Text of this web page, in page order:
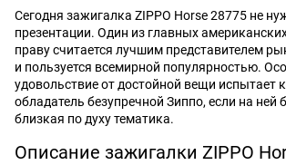
Сегодня зажигалка ZIPPO Horse 28775 не
презентации. Один из главных
праву считается лучшим представителем
и пользуется всемирной популярностью.
удовольствие от достойной вещи испытает
обладатель безупречной Зиппо, если на ней
близкая по духу тематика.
Описание зажигалки ZIPPO